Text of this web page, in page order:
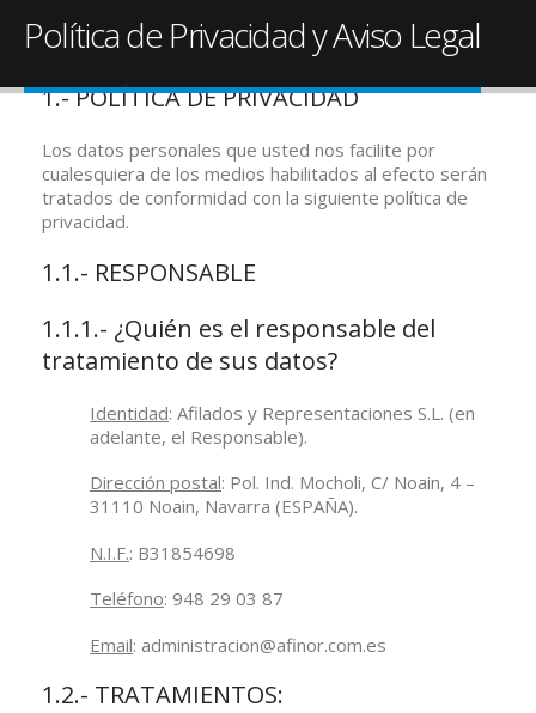
Política de Privacidad y Aviso Legal
1.- POLÍTICA DE PRIVACIDAD
Los datos personales que usted nos facilite por
cualesquiera de los medios habilitados al efecto serán
tratados de conformidad con la siguiente política de
privacidad.
1.1.- RESPONSABLE
1.1.1.- ¿Quién es el responsable del
tratamiento de sus datos?
Identidad: Afilados y Representaciones S.L. (en
adelante, el Responsable).
Dirección postal: Pol. Ind. Mocholi, C/ Noain, 4 –
31110 Noain, Navarra (ESPAÑA).
N.I.F.: B31854698
Teléfono: 948 29 03 87
Email: administracion@afinor.com.es
1.2.- TRATAMIENTOS: